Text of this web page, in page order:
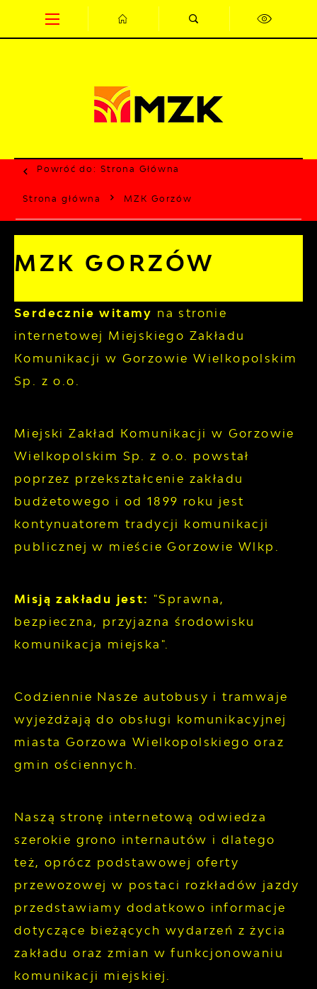
Przejdź do menu.
Przejdź do wyszukiwarki.
Przejdź do treści.
Przejdź do ustawień wielkości czcionki.
Wyłącz wersję kontrastową strony.
Powróć do: Strona Główna
Strona główna MZK Gorzów
MZK GORZÓW
Serdecznie witamy na stronie
internetowej Miejskiego Zakładu
Komunikacji w Gorzowie Wielkopolskim
Sp. z o.o.
Miejski Zakład Komunikacji w Gorzowie
Wielkopolskim Sp. z o.o. powstał
poprzez przekształcenie zakładu
budżetowego i od 1899 roku jest
kontynuatorem tradycji komunikacji
publicznej w mieście Gorzowie Wlkp.
Misją zakładu jest: "Sprawna,
bezpieczna, przyjazna środowisku
komunikacja miejska".
Codziennie Nasze autobusy i tramwaje
wyjeżdżają do obsługi komunikacyjnej
miasta Gorzowa Wielkopolskiego oraz
gmin ościennych.
Naszą stronę internetową odwiedza
szerokie grono internautów i dlatego
też, oprócz podstawowej oferty
przewozowej w postaci rozkładów jazdy
przedstawiamy dodatkowo informacje
dotyczące bieżących wydarzeń z życia
zakładu oraz zmian w funkcjonowaniu
komunikacji miejskiej.